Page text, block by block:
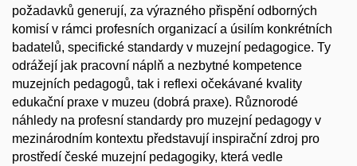
požadavků generují, za výrazného přispění odborných
komisí v rámci profesních organizací a úsilím konkrétních
badatelů, specifické standardy v muzejní pedagogice. Ty
odrážejí jak pracovní náplň a nezbytné kompetence
muzejních pedagogů, tak i reflexi očekávané kvality
edukační praxe v muzeu (dobrá praxe). Různorodé
náhledy na profesní standardy pro muzejní pedagogy v
mezinárodním kontextu představují inspirační zdroj pro
prostředí české muzejní pedagogiky, která vedle